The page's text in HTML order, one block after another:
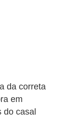
da correta
em
do casal